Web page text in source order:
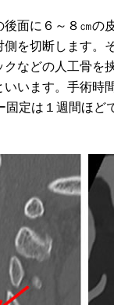
面に６～８㎝の
を切断します。
などの人工骨
います。手術時
定は１週間ほど